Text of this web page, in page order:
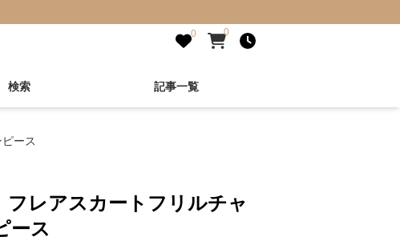
0 0
検索 記事一覧
ース
レアスカートフリルチャ
ース